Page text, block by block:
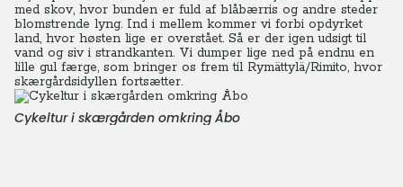
med skov, hvor bunden er fuld af blåbærris og andre steder
blomstrende lyng. Ind i mellem kommer vi forbi opdyrket
land, hvor høsten lige er overstået. Så er der igen udsigt til
vand og siv i strandkanten. Vi dumper lige ned på endnu en
lille gul færge, som bringer os frem til Rymättylä/Rimito, hvor
skærgårdsidyllen fortsætter.
Cykeltur i skærgården omkring Åbo